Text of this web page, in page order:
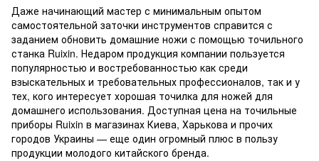
Даже начинающий мастер с минимальным опытом
самостоятельной заточки инструментов справится с
заданием обновить домашние ножи с помощью точильного
станка Ruixin. Недаром продукция компании пользуется
популярностью и востребованностью как среди
взыскательных и требовательных профессионалов, так и у
тех, кого интересует хорошая точилка для ножей для
домашнего использования. Доступная цена на точильные
приборы Ruixin в магазинах Киева, Харькова и прочих
городов Украины — еще один огромный плюс в пользу
продукции молодого китайского бренда.